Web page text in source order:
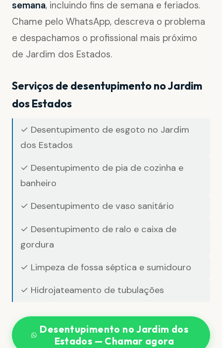
semana, incluindo fins de semana e feriados.
Chame pelo WhatsApp, descreva o problema
e despachamos o profissional mais próximo
de Jardim dos Estados.
Serviços de desentupimento no Jardim
dos Estados
✓ Desentupimento de esgoto no Jardim
dos Estados
✓ Desentupimento de pia de cozinha e
banheiro
✓ Desentupimento de vaso sanitário
✓ Desentupimento de ralo e caixa de
gordura
✓ Limpeza de fossa séptica e sumidouro
✓ Hidrojateamento de tubulações
Desentupimento no Jardim dos
Estados — Chamar agora